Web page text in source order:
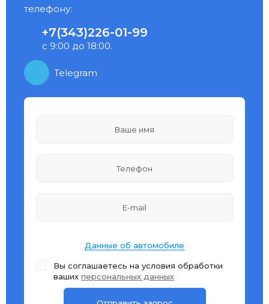
телефону:
+7(343)226-01-99
с 9:00 до 18:00.
Telegram
Данные об автомобиле
Вы соглашаетесь на условия обработки
ваших персональных данных